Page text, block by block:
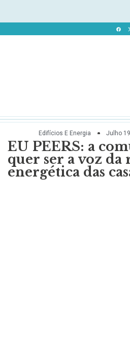
Edifícios E Energia Julho
EU PEERS: a
quer ser a voz da
energética das